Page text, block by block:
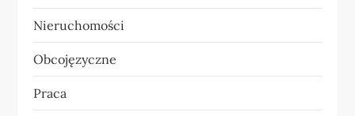
Nieruchomości
Obcojęzyczne
Praca